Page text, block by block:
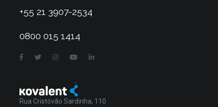
+55 21 3907-2534
0800 015 1414
Rua Cristóvão Sardinha, 110